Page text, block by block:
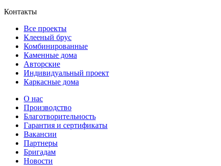
Контакты
Все проекты
Клееный брус
Комбинированные
Каменные дома
Авторские
Индивидуальный проект
Каркасные дома
О нас
Производство
Благотворительность
Гарантия и сертификаты
Вакансии
Партнеры
Бригадам
Новости